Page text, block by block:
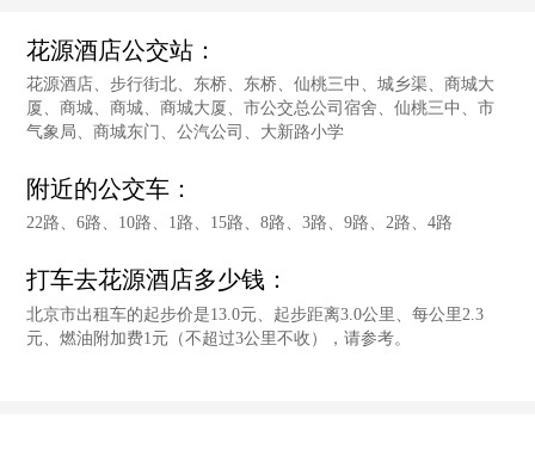
花源酒店公交站：
花源酒店、步行街北、东桥、东桥、仙桃三中、城乡渠、商城大
厦、商城、商城、商城大厦、市公交总公司宿舍、仙桃三中、市
气象局、商城东门、公汽公司、大新路小学
附近的公交车：
22路、6路、10路、1路、15路、8路、3路、9路、2路、4路
打车去花源酒店多少钱：
北京市出租车的起步价是13.0元、起步距离3.0公里、每公里2.3
元、燃油附加费1元（不超过3公里不收），请参考。